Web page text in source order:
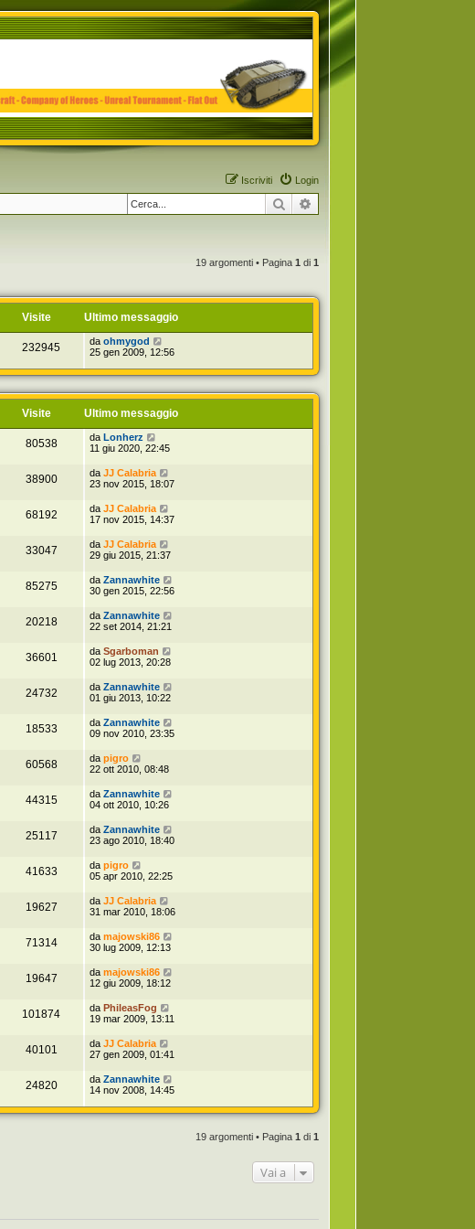
Login
Iscriviti
Cerca
19 argomenti • Pagina 1 di 1
Visite Ultimo messaggio
232945 da ohmygod
25 gen 2009, 12:56
Visite Ultimo messaggio
80538 da Lonherz
11 giu 2020, 22:45
38900 da JJ Calabria
23 nov 2015, 18:07
68192 da JJ Calabria
17 nov 2015, 14:37
33047 da JJ Calabria
29 giu 2015, 21:37
85275 da Zannawhite
30 gen 2015, 22:56
20218 da Zannawhite
22 set 2014, 21:21
36601 da Sgarboman
02 lug 2013, 20:28
24732 da Zannawhite
01 giu 2013, 10:22
18533 da Zannawhite
09 nov 2010, 23:35
60568 da pigro
22 ott 2010, 08:48
44315 da Zannawhite
04 ott 2010, 10:26
25117 da Zannawhite
23 ago 2010, 18:40
41633 da pigro
05 apr 2010, 22:25
19627 da JJ Calabria
31 mar 2010, 18:06
71314 da majowski86
30 lug 2009, 12:13
19647 da majowski86
12 giu 2009, 18:12
101874 da PhileasFog
19 mar 2009, 13:11
40101 da JJ Calabria
27 gen 2009, 01:41
24820 da Zannawhite
14 nov 2008, 14:45
19 argomenti • Pagina 1 di 1
Vai a